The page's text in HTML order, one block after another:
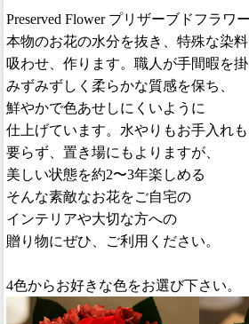
Preserved Flower プリザーブドフラワー
本物のお花の水分を抜き、特殊な染
吸わせ、作ります。職人が手間暇を
みずみずしく柔らかな質感を保ち、
鮮やかで色あせしにくいように
仕上げています。水やりもお手入れも
要らず、置き場にもよりますが、
美しい状態を約2〜3年楽しめる
そんな素敵なお花をご自宅の
インテリアや大切な方への
贈り物にぜひ、ご利用ください。
4色からお好きな色をお選び下さい。